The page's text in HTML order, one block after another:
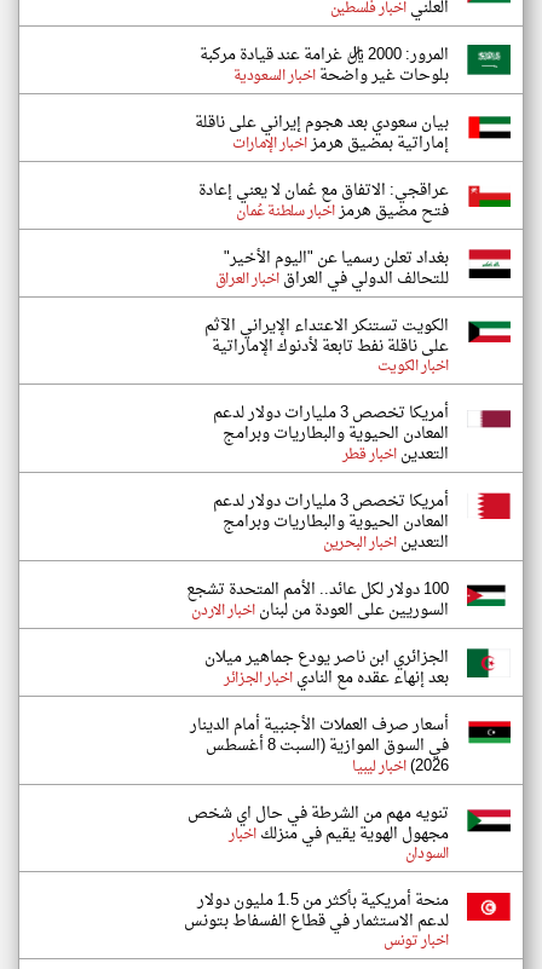
العلنياخبار فلسطين
المرور: 2000 ريال غرامة عند قيادة مركبة
بلوحات غير واضحةاخبار السعودية
بيان سعودي بعد هجوم إيراني على ناقلة
إماراتية بمضيق هرمزاخبار الإمارات
عراقجي: الاتفاق مع عُمان لا يعني إعادة
فتح مضيق هرمزاخبار سلطنة عُمان
بغداد تعلن رسميا عن "اليوم الأخير"
للتحالف الدولي في العراقاخبار العراق
الكويت تستنكر الاعتداء الإيراني الآثم
على ناقلة نفط تابعة لأدنوك الإماراتية
اخبار الكويت
أمريكا تخصص 3 مليارات دولار لدعم
المعادن الحيوية والبطاريات وبرامج
التعديناخبار قطر
أمريكا تخصص 3 مليارات دولار لدعم
المعادن الحيوية والبطاريات وبرامج
التعديناخبار البحرين
100 دولار لكل عائد.. الأمم المتحدة تشجع
السوريين على العودة من لبناناخبار الاردن
الجزائري ابن ناصر يودع جماهير ميلان
بعد إنهاء عقده مع النادياخبار الجزائر
أسعار صرف العملات الأجنبية أمام الدينار
في السوق الموازية (السبت 8 أغسطس
2026) اخبار ليبيا
تنويه مهم من الشرطة في حال اي شخص
مجهول الهوية يقيم في منزلكاخبار
السودان
منحة أمريكية بأكثر من 1.5 مليون دولار
لدعم الاستثمار في قطاع الفسفاط بتونس
اخبار تونس